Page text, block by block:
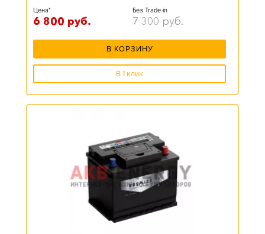
Цена*
6 800 руб.
Без Trade-in
7 300 руб.
В КОРЗИНУ
В 1 клик